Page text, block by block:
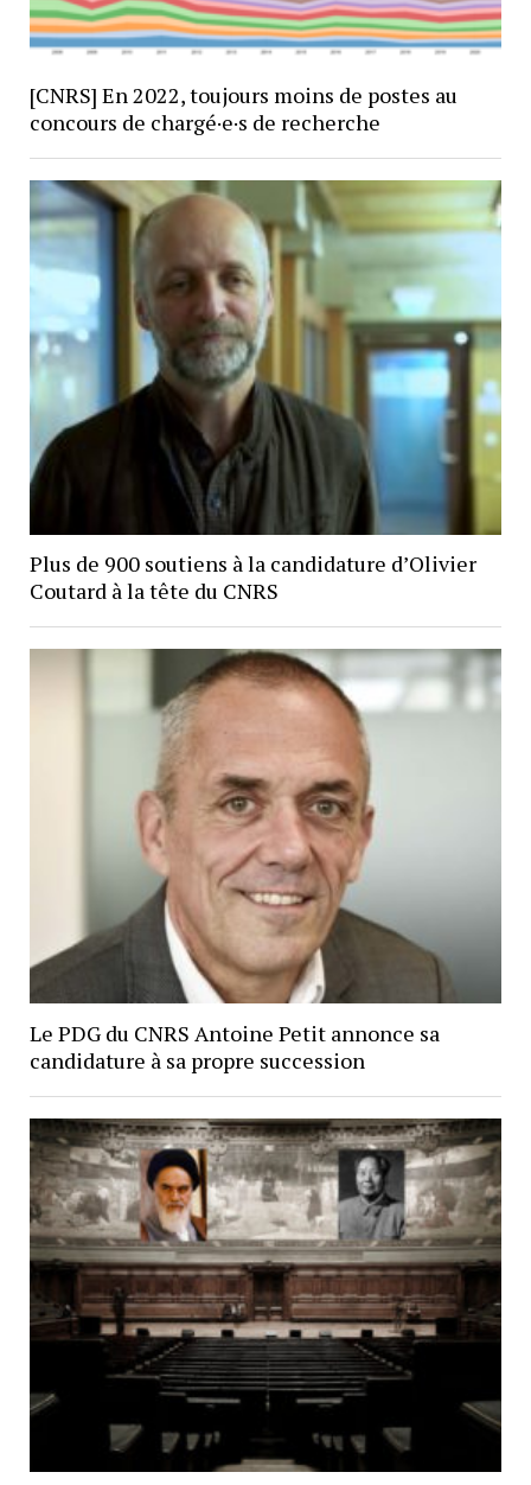
[CNRS] En 2022, toujours moins de postes au
concours de chargé·e·s de recherche
Plus de 900 soutiens à la candidature d’Olivier
Coutard à la tête du CNRS
Le PDG du CNRS Antoine Petit annonce sa
candidature à sa propre succession